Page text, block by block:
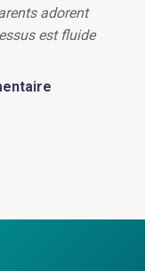
adorent
est fluide